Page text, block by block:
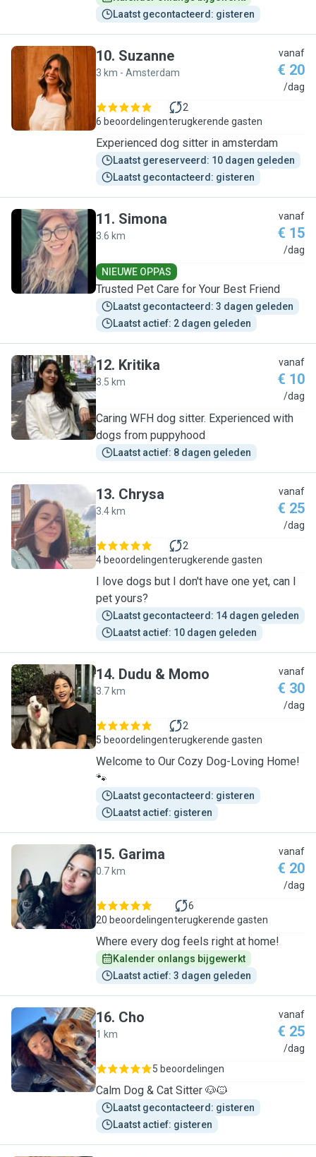
Laatst gecontacteerd: gisteren
S
10. Suzanne
3 km - Amsterdam
vanaf
€ 20
/dag
6 beoordelingen
2
terugkerende gasten
Experienced dog sitter in amsterdam
Laatst gereserveerd: 10 dagen geleden
Laatst gecontacteerd: gisteren
S
11. Simona
3.6 km
vanaf
€ 15
/dag
NIEUWE OPPAS
Trusted Pet Care for Your Best Friend
Laatst gecontacteerd: 3 dagen geleden
Laatst actief: 2 dagen geleden
K
12. Kritika
3.5 km
vanaf
€ 10
/dag
Caring WFH dog sitter. Experienced with
dogs from puppyhood
Laatst actief: 8 dagen geleden
C
13. Chrysa
3.4 km
vanaf
€ 25
/dag
4 beoordelingen
2
terugkerende gasten
I love dogs but I don't have one yet, can I
pet yours?
Laatst gecontacteerd: 14 dagen geleden
Laatst actief: 10 dagen geleden
D
14. Dudu & Momo
3.7 km
vanaf
€ 30
/dag
5 beoordelingen
2
terugkerende gasten
Welcome to Our Cozy Dog-Loving Home!
🐾
Laatst gecontacteerd: gisteren
Laatst actief: gisteren
G
15. Garima
0.7 km
vanaf
€ 20
/dag
20 beoordelingen
6
terugkerende gasten
Where every dog feels right at home!
Kalender onlangs bijgewerkt
Laatst actief: 3 dagen geleden
C
16. Cho
1 km
vanaf
€ 25
/dag
5 beoordelingen
Calm Dog & Cat Sitter 🐶🐱
Laatst gecontacteerd: gisteren
Laatst actief: gisteren